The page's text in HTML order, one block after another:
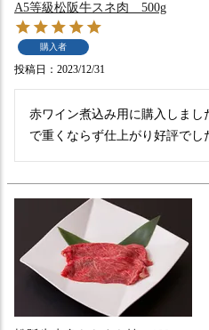
A5等級松阪牛スネ肉 500g
購入者
投稿日 2023/12/31
赤ワイン煮込み用に購入しま
で重くならず仕上がり好評でし